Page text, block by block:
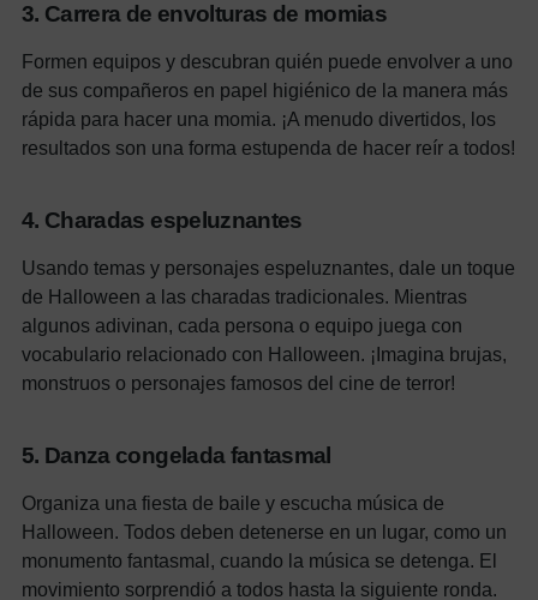
3. Carrera de envolturas de momias
Formen equipos y descubran quién puede envolver a uno
de sus compañeros en papel higiénico de la manera más
rápida para hacer una momia. ¡A menudo divertidos, los
resultados son una forma estupenda de hacer reír a todos!
4. Charadas espeluznantes
Usando temas y personajes espeluznantes, dale un toque
de Halloween a las charadas tradicionales. Mientras
algunos adivinan, cada persona o equipo juega con
vocabulario relacionado con Halloween. ¡Imagina brujas,
monstruos o personajes famosos del cine de terror!
5. Danza congelada fantasmal
Organiza una fiesta de baile y escucha música de
Halloween. Todos deben detenerse en un lugar, como un
monumento fantasmal, cuando la música se detenga. El
movimiento sorprendió a todos hasta la siguiente ronda.